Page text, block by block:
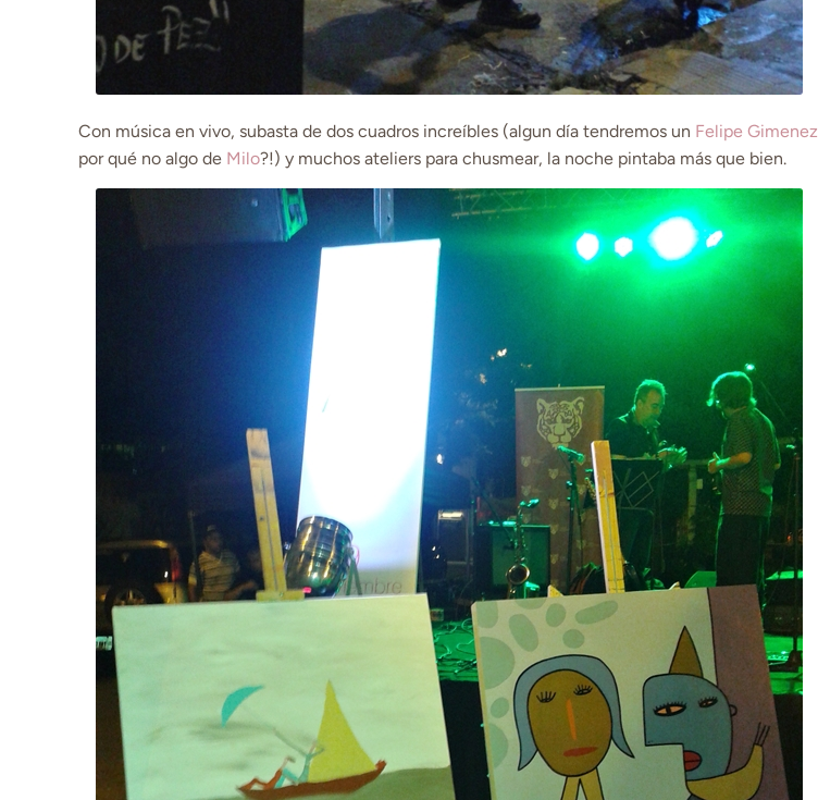
Con música en vivo, subasta de dos cuadros increíbles (algun día tendremos un Felipe Gimenez
por qué no algo de Milo?!) y muchos ateliers para chusmear, la noche pintaba más que bien.